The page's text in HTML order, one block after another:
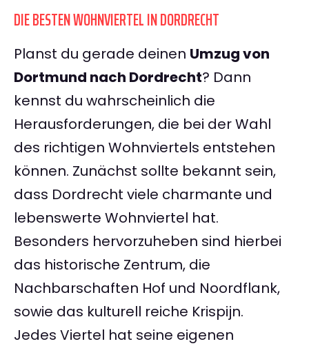
DIE BESTEN WOHNVIERTEL IN DORDRECHT
Planst du gerade deinen Umzug von
Dortmund nach Dordrecht? Dann
kennst du wahrscheinlich die
Herausforderungen, die bei der Wahl
des richtigen Wohnviertels entstehen
können. Zunächst sollte bekannt sein,
dass Dordrecht viele charmante und
lebenswerte Wohnviertel hat.
Besonders hervorzuheben sind hierbei
das historische Zentrum, die
Nachbarschaften Hof und Noordflank,
sowie das kulturell reiche Krispijn.
Jedes Viertel hat seine eigenen